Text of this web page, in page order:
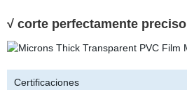
√ corte perfectamente preciso
Certificaciones